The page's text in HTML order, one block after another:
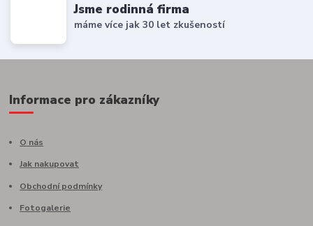
Jsme rodinná firma
máme více jak 30 let zkušeností
Informace pro zákazníky
O nás
Jak nakupovat
Obchodní podmínky
Fotogalerie